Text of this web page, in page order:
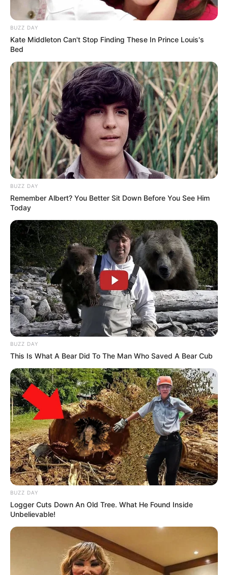
δοκίμαζαν
Οι εκκινητές για τις πρώτες δοκιμές PCR στην
Κίνα
μπορούσαν να έχουν δοκιμάσει για “SARS-CoV-2”:
Forward primer: 5′-TCAGAATGCCAATCTCCCCAAC-3′
Reverse primer: 5′-AAAGGTCCACCCGATACATTGA-3′
Probe: 5′ CY5-CTAGTTACACTAGCCATCCTTACTGC-3′
Τα πρωτόκολλα για τη διαχείριση της μετα-ιικής
πνευμονίας άλλαξαν τον Απρίλιο του 2020 για να
αφαιρεθούν τα αντιβιοτικά
https://twitter.com/TheJikky/status/160332773585362944
1
Εάν είστε ηλικιωμένος με μετα-ιογενή πνευμονία
πιθανότατα θα πεθάνετε
Η συντριπτική πλειονότητα των θανάτων στην Κίνα
ήταν ασθενείς που υποβλήθηκαν σε θεραπεία στη
Wuhan, σύμφωνα με τα πρωτόκολλα της Wuhan. Η
ηπειρωτική Κίνα είχε
σχεδόν μηδενικό ποσοστό
θνησιμότητας
από μια ασθένεια που υποτίθεται ότι
ήταν νέα και υποτίθεται ότι προήλθε από εκεί.
Η ίδια ασθένεια εκτός της Γουχάν (Χουμπέι)
είχε7,5 φορές χαμηλότερο κίνδυνο
θανάτου [2]από την ασθένεια που εμφανιζόταν στη
Γουχάν (Χουμπέι). Αυτό δεν είναι δυνατό τυχαία
BUZZ DAY
Kate Middleton Can't Stop Finding These In Prince Louis's
Bed
BUZZ DAY
Remember Albert? You Better Sit Down Before You See Him
Today
BUZZ DAY
This Is What A Bear Did To The Man Who Saved A Bear Cub
BUZZ DAY
Logger Cuts Down An Old Tree. What He Found Inside
Unbelievable!